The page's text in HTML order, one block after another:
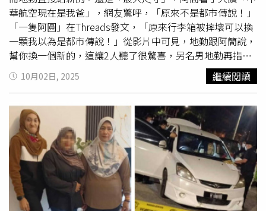
轉軸排線斷裂所致。（圖／翻攝自samsung community）
Reddit論壇也有用戶在2023年3月在GalaxyFold以「thetwo
cables on the hinge of the Samsung fold3」為標題發文指
出，轉軸上的兩條排線在使用過程中容易老化和損壞，導致
S Pen死區和展開時無聲音等問題。（圖／翻攝自reddit）
REWA Technology維修團隊在2024年1月發布的
「Samsung Z Fold 3Hinge Flex Cable Replacement」維修
影片中，直接展示了Z Fold 3的「無聲音」和「Wi-Fi灰色無
法開啟」問題，通過更換轉軸排線成功修復，並列出五種常
見問題：黑屏、顯示模糊、觸控異常、Wi-Fi失效、無聲音，
幾乎都可透過更換轉軸排線解決。 GSMArena針對Fold3的
留言區也有人提到Fold 3的各種問題，自己也有遇到轉軸排
線的案例。（圖／翻攝自gsmarena）2024年7月，在
「Fold6 Inner Screen Failure within 24 Hours」討論串
華航空現在是我爸」，網友驚呼，「原來不是都市傳說！」
「一隻阿圓」在Threads發文，「原來行李箱被摔壞可以換
一顆我以為是都市傳說！」從影片中可見，地勤跟阿簡說，
幫你換一個新的，這讓2人聽了很驚喜，另名男地勤再指
出，給你最大的行李箱。阿簡直呼，「中華航空現在是我
爸。」影片曝光後，不少網友紛紛留言「我的6月被虎航摔
壞，到現在10月了，還沒賠錢給我，1000元還一直拖，虎
航超落漆的」、「酷航有這個服務嗎，2022年去澳洲被摔
壞一個輪子」、「釜山航空……只賠我台幣500元」、「之
前搭華航也是弄爆了一個輪子，後來附出國前後的照片到華
航信箱之後，也是賠了個全新行李箱，所以出國前後大家要
記得拍照」。也有人分享，「我之前搭乘長榮行李箱被弄
壞。他給我三個選擇1.賠償200元美金2.送一個新的行李箱3.
他幫我
送修 理，我選擇200元美金我真是膚淺。」
10月02日, 2025 繼續閱讀